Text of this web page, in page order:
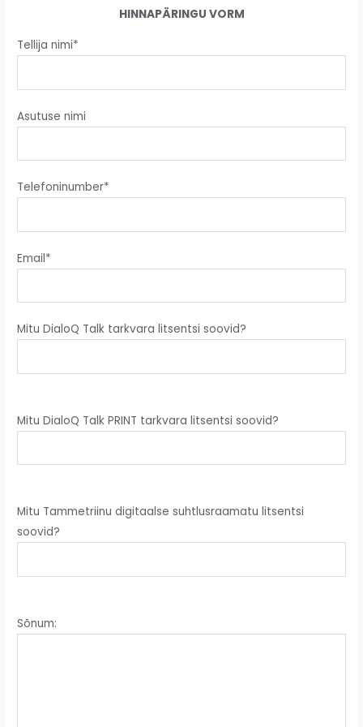
HINNAPÄRINGU VORM
Tellija nimi*
Asutuse nimi
Telefoninumber*
Email*
Mitu DialoQ Talk tarkvara litsentsi soovid?
Mitu DialoQ Talk PRINT tarkvara litsentsi soovid?
Mitu Tammetriinu digitaalse suhtlusraamatu litsentsi
soovid?
Sõnum: